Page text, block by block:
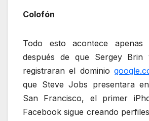
Colofón
Todo esto acontece apenas
después de que Sergey Brin
registraran el dominio
que Steve Jobs presentara
San Francisco, el primer
Facebook sigue creando